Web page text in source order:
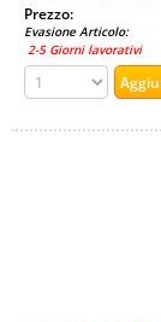
Prezzo:
Evasione Articolo:
2-5 Giorni lavorativi